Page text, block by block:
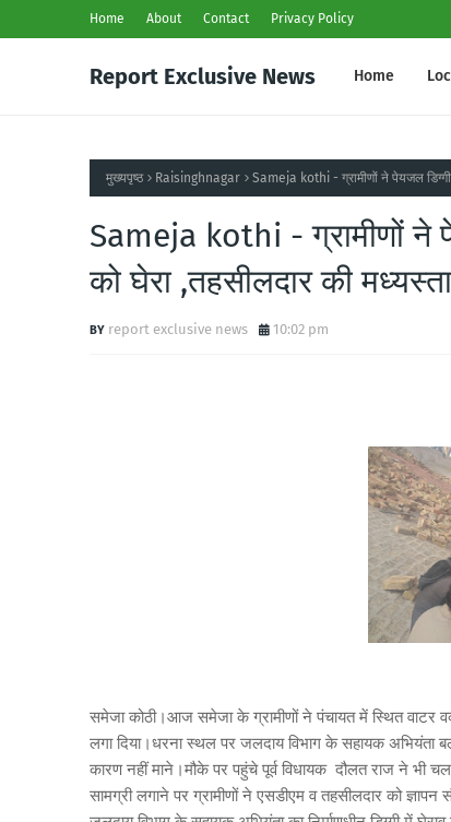
Home About Contact Privacy Policy
Report Exclusive News Home
मुख्यपृष्ठ Raisinghnagar Sameja kothi - ग्रामीणों ने पेयजल
Sameja kothi - ग्रामीणों ने
को घेरा ,तहसीलदार की
report exclusive news 10:02 pm
समेजा कोठी।आज समेजा के ग्रामीणों ने पंचायत में स्थित वाटर
लगा दिया।धरना स्थल पर जलदाय विभाग के सहायक अभियंता
कारण नहीं माने।मौके पर पहुंचे पूर्व विधायक दौलत राज ने भी चल
सामग्री लगाने पर ग्रामीणों ने एसडीएम व तहसीलदार को